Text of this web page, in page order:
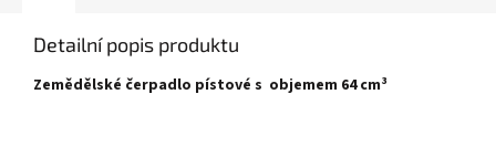
Detailní popis produktu
Zemědělské čerpadlo pístové s objemem 64 cm³